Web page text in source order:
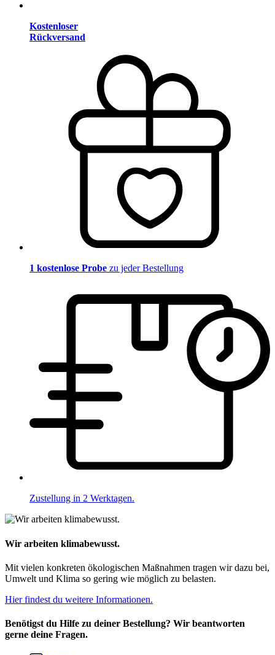
Kostenloser
Rückversand
1 kostenlose Probe zu jeder Bestellung
Zustellung in 2 Werktagen.
Wir arbeiten klimabewusst.
Mit vielen konkreten ökologischen Maßnahmen tragen wir dazu bei,
Umwelt und Klima so gering wie möglich zu belasten.
Hier findest du weitere Informationen.
Benötigst du Hilfe zu deiner Bestellung? Wir beantworten
gerne deine Fragen.